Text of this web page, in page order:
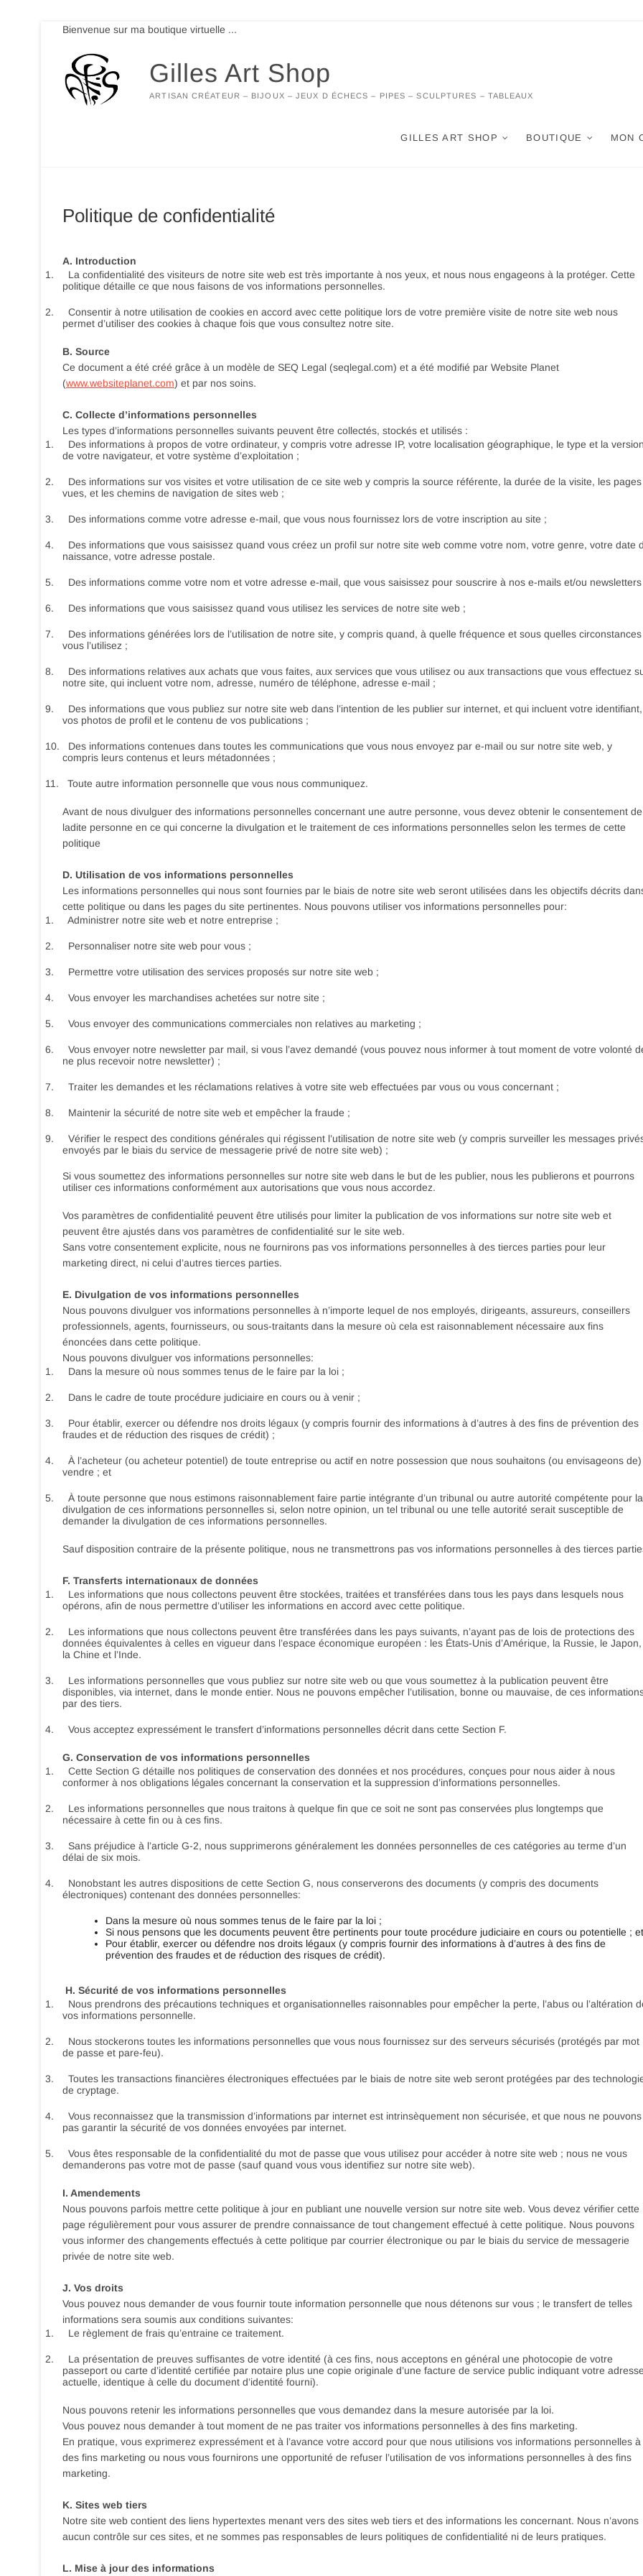
content
Bienvenue sur ma boutique virtuelle ...
Gilles Art Shop
ARTISAN CRÉATEUR – BIJOUX – JEUX D ÉCHECS – PIPES – SCULPTURES – TABLEAUX
GILLES ART SHOP BOUTIQUE MON
Politique de confidentialité
A. Introduction
1. La confidentialité des visiteurs de notre site web est très importante à nos yeux, et nous nous engageons à la protéger. Cette
politique détaille ce que nous faisons de vos informations personnelles.
2. Consentir à notre utilisation de cookies en accord avec cette politique lors de votre première visite de notre site web nous
permet d’utiliser des cookies à chaque fois que vous consultez notre site.
B. Source
Ce document a été créé grâce à un modèle de SEQ Legal (seqlegal.com) et a été modifié par Website Planet
(www.websiteplanet.com) et par nos soins.
C. Collecte d’informations personnelles
Les types d’informations personnelles suivants peuvent être collectés, stockés et utilisés :
1. Des informations à propos de votre ordinateur, y compris votre adresse IP, votre localisation géographique, le type et la
de votre navigateur, et votre système d’exploitation ;
2. Des informations sur vos visites et votre utilisation de ce site web y compris la source référente, la durée de la visite, les pages
vues, et les chemins de navigation de sites web ;
3. Des informations comme votre adresse e-mail, que vous nous fournissez lors de votre inscription au site ;
4. Des informations que vous saisissez quand vous créez un profil sur notre site web comme votre nom, votre genre, votre date
naissance, votre adresse postale.
5. Des informations comme votre nom et votre adresse e-mail, que vous saisissez pour souscrire à nos e-mails et/ou
6. Des informations que vous saisissez quand vous utilisez les services de notre site web ;
7. Des informations générées lors de l’utilisation de notre site, y compris quand, à quelle fréquence et sous quelles circonstances
vous l’utilisez ;
8. Des informations relatives aux achats que vous faites, aux services que vous utilisez ou aux transactions que vous effectuez
notre site, qui incluent votre nom, adresse, numéro de téléphone, adresse e-mail ;
9. Des informations que vous publiez sur notre site web dans l’intention de les publier sur internet, et qui incluent votre identifiant,
vos photos de profil et le contenu de vos publications ;
10. Des informations contenues dans toutes les communications que vous nous envoyez par e-mail ou sur notre site web, y
compris leurs contenus et leurs métadonnées ;
11. Toute autre information personnelle que vous nous communiquez.
Avant de nous divulguer des informations personnelles concernant une autre personne, vous devez obtenir le consentement de
ladite personne en ce qui concerne la divulgation et le traitement de ces informations personnelles selon les termes de cette
politique
D. Utilisation de vos informations personnelles
Les informations personnelles qui nous sont fournies par le biais de notre site web seront utilisées dans les objectifs décrits
cette politique ou dans les pages du site pertinentes. Nous pouvons utiliser vos informations personnelles pour:
1. Administrer notre site web et notre entreprise ;
2. Personnaliser notre site web pour vous ;
3. Permettre votre utilisation des services proposés sur notre site web ;
4. Vous envoyer les marchandises achetées sur notre site ;
5. Vous envoyer des communications commerciales non relatives au marketing ;
6. Vous envoyer notre newsletter par mail, si vous l’avez demandé (vous pouvez nous informer à tout moment de votre volonté
ne plus recevoir notre newsletter) ;
7. Traiter les demandes et les réclamations relatives à votre site web effectuées par vous ou vous concernant ;
8. Maintenir la sécurité de notre site web et empêcher la fraude ;
9. Vérifier le respect des conditions générales qui régissent l’utilisation de notre site web (y compris surveiller les messages
envoyés par le biais du service de messagerie privé de notre site web) ;
Si vous soumettez des informations personnelles sur notre site web dans le but de les publier, nous les publierons et pourrons
utiliser ces informations conformément aux autorisations que vous nous accordez.
Vos paramètres de confidentialité peuvent être utilisés pour limiter la publication de vos informations sur notre site web et
peuvent être ajustés dans vos paramètres de confidentialité sur le site web.
Sans votre consentement explicite, nous ne fournirons pas vos informations personnelles à des tierces parties pour leur
marketing direct, ni celui d’autres tierces parties.
E. Divulgation de vos informations personnelles
Nous pouvons divulguer vos informations personnelles à n’importe lequel de nos employés, dirigeants, assureurs, conseillers
professionnels, agents, fournisseurs, ou sous-traitants dans la mesure où cela est raisonnablement nécessaire aux fins
énoncées dans cette politique.
Nous pouvons divulguer vos informations personnelles:
1. Dans la mesure où nous sommes tenus de le faire par la loi ;
2. Dans le cadre de toute procédure judiciaire en cours ou à venir ;
3. Pour établir, exercer ou défendre nos droits légaux (y compris fournir des informations à d’autres à des fins de prévention des
fraudes et de réduction des risques de crédit) ;
4. À l’acheteur (ou acheteur potentiel) de toute entreprise ou actif en notre possession que nous souhaitons (ou envisageons de)
vendre ; et
5. À toute personne que nous estimons raisonnablement faire partie intégrante d’un tribunal ou autre autorité compétente pour la
divulgation de ces informations personnelles si, selon notre opinion, un tel tribunal ou une telle autorité serait susceptible de
demander la divulgation de ces informations personnelles.
Sauf disposition contraire de la présente politique, nous ne transmettrons pas vos informations personnelles à des tierces
F. Transferts internationaux de données
1. Les informations que nous collectons peuvent être stockées, traitées et transférées dans tous les pays dans lesquels nous
opérons, afin de nous permettre d’utiliser les informations en accord avec cette politique.
2. Les informations que nous collectons peuvent être transférées dans les pays suivants, n’ayant pas de lois de protections des
données équivalentes à celles en vigueur dans l’espace économique européen : les États-Unis d’Amérique, la Russie, le Japon,
la Chine et l’Inde.
3. Les informations personnelles que vous publiez sur notre site web ou que vous soumettez à la publication peuvent être
disponibles, via internet, dans le monde entier. Nous ne pouvons empêcher l’utilisation, bonne ou mauvaise, de ces
par des tiers.
4. Vous acceptez expressément le transfert d’informations personnelles décrit dans cette Section F.
G. Conservation de vos informations personnelles
1. Cette Section G détaille nos politiques de conservation des données et nos procédures, conçues pour nous aider à nous
conformer à nos obligations légales concernant la conservation et la suppression d’informations personnelles.
2. Les informations personnelles que nous traitons à quelque fin que ce soit ne sont pas conservées plus longtemps que
nécessaire à cette fin ou à ces fins.
3. Sans préjudice à l’article G-2, nous supprimerons généralement les données personnelles de ces catégories au terme d’un
délai de six mois.
4. Nonobstant les autres dispositions de cette Section G, nous conserverons des documents (y compris des documents
électroniques) contenant des données personnelles:
Dans la mesure où nous sommes tenus de le faire par la loi ;
Si nous pensons que les documents peuvent être pertinents pour toute procédure judiciaire en cours ou potentielle ; et
Pour établir, exercer ou défendre nos droits légaux (y compris fournir des informations à d’autres à des fins de
prévention des fraudes et de réduction des risques de crédit).
H. Sécurité de vos informations personnelles
1. Nous prendrons des précautions techniques et organisationnelles raisonnables pour empêcher la perte, l’abus ou l’altération
vos informations personnelle.
2. Nous stockerons toutes les informations personnelles que vous nous fournissez sur des serveurs sécurisés (protégés par mot
de passe et pare-feu).
3. Toutes les transactions financières électroniques effectuées par le biais de notre site web seront protégées par des
de cryptage.
4. Vous reconnaissez que la transmission d’informations par internet est intrinsèquement non sécurisée, et que nous ne pouvons
pas garantir la sécurité de vos données envoyées par internet.
5. Vous êtes responsable de la confidentialité du mot de passe que vous utilisez pour accéder à notre site web ; nous ne vous
demanderons pas votre mot de passe (sauf quand vous vous identifiez sur notre site web).
I. Amendements
Nous pouvons parfois mettre cette politique à jour en publiant une nouvelle version sur notre site web. Vous devez vérifier cette
page régulièrement pour vous assurer de prendre connaissance de tout changement effectué à cette politique. Nous pouvons
vous informer des changements effectués à cette politique par courrier électronique ou par le biais du service de messagerie
privée de notre site web.
J. Vos droits
Vous pouvez nous demander de vous fournir toute information personnelle que nous détenons sur vous ; le transfert de telles
informations sera soumis aux conditions suivantes:
1. Le règlement de frais qu’entraine ce traitement.
2. La présentation de preuves suffisantes de votre identité (à ces fins, nous acceptons en général une photocopie de votre
passeport ou carte d’identité certifiée par notaire plus une copie originale d’une facture de service public indiquant votre
actuelle, identique à celle du document d’identité fourni).
Nous pouvons retenir les informations personnelles que vous demandez dans la mesure autorisée par la loi.
Vous pouvez nous demander à tout moment de ne pas traiter vos informations personnelles à des fins marketing.
En pratique, vous exprimerez expressément et à l’avance votre accord pour que nous utilisions vos informations personnelles à
des fins marketing ou nous vous fournirons une opportunité de refuser l’utilisation de vos informations personnelles à des fins
marketing.
K. Sites web tiers
Notre site web contient des liens hypertextes menant vers des sites web tiers et des informations les concernant. Nous n’avons
aucun contrôle sur ces sites, et ne sommes pas responsables de leurs politiques de confidentialité ni de leurs pratiques.
L. Mise à jour des informations